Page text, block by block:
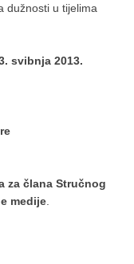
dužnosti u tijelima
svibnja 2013.
za člana Stručnog
medije